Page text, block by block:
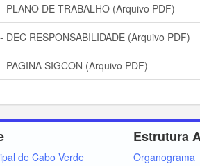
PLANO DE TRABALHO (Arquivo PDF)
DEC RESPONSABILIDADE (Arquivo PDF)
PAGINA SIGCON (Arquivo PDF)
de Cabo Verde
Estrutura
Organograma